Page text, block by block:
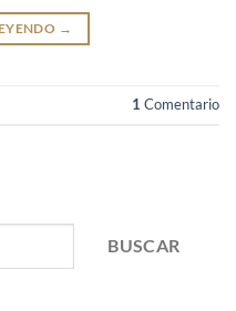
→
1 Comentario
BUSCAR